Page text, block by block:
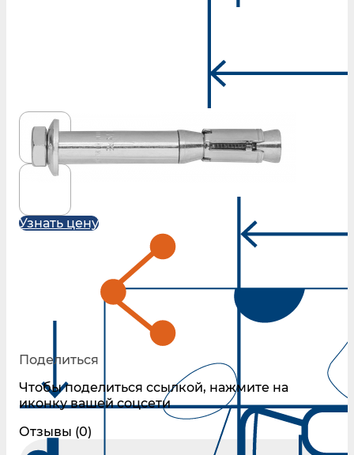
Узнать цену
Поделиться
Чтобы поделиться ссылкой, нажмите на
иконку вашей соцсети
Отзывы (0)